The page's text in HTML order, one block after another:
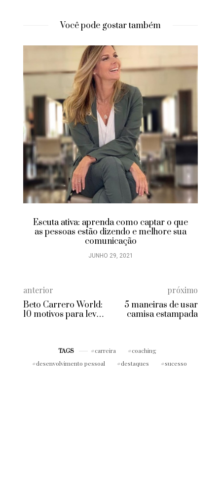
Você pode gostar também
Escuta ativa: aprenda como captar o que
as pessoas estão dizendo e melhore sua
comunicação
JUNHO 29, 2021
anterior
Beto Carrero World:
10 motivos para levar
próximo
5 maneiras de usar
camisa estampada
TAGS carreira
coaching
desenvolvimento pessoal
destaques sucesso